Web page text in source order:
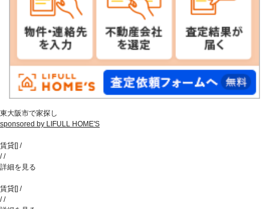
東大阪市で家探し
sponsored by LIFULL HOME'S
賃貸[] /
//
詳細を見る
賃貸[] /
//